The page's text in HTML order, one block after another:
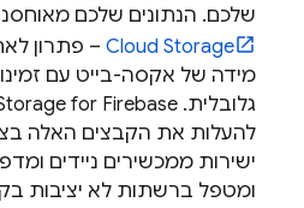
שלכם. הנתונים שלכם
Cloud Storage – פתרון
מידה של אקסה-בייט עם
גלובלית. for Firebase
להעלות את הקבצים האלה
ישירות ממכשירים ניידים
ומטפל ברשתות לא יציבות